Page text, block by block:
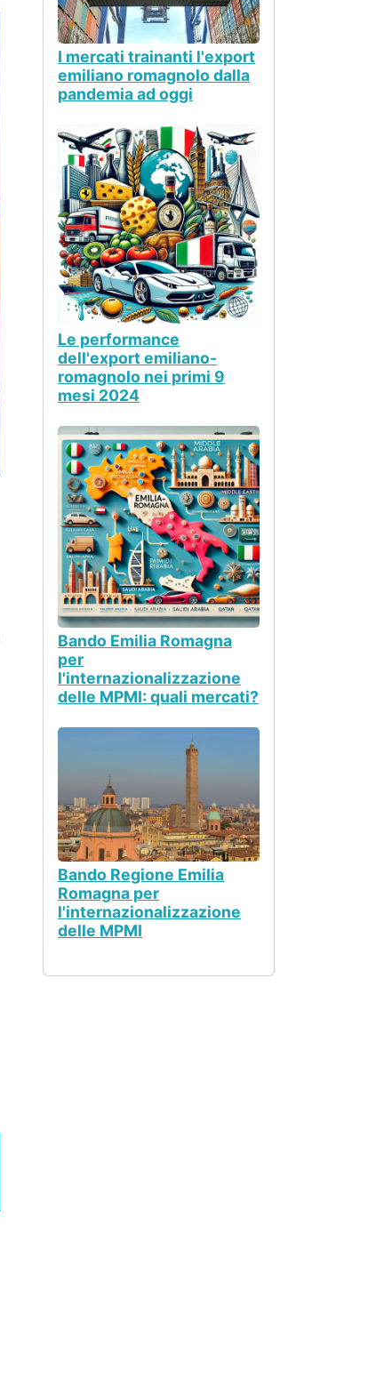
I mercati trainanti l'export
emiliano romagnolo dalla
pandemia ad oggi
Le performance
dell'export emiliano-
romagnolo nei primi 9
mesi 2024
Bando Emilia Romagna
per
l'internazionalizzazione
delle MPMI: quali mercati?
Bando Regione Emilia
Romagna per
l'internazionalizzazione
delle MPMI